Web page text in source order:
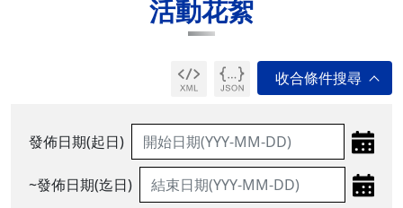
活動花絮
發佈日期(起日)
~發佈日期(迄日)